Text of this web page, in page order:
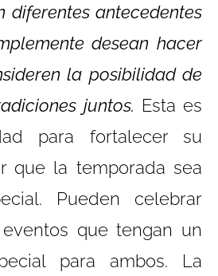
diferentes antecedentes
desean hacer
la posibilidad de
juntos. Esta es
para fortalecer su
que la temporada sea
Pueden celebrar
que tengan un
para ambos. La